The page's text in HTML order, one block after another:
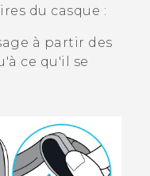
du casque :
à partir des
ce qu'il se